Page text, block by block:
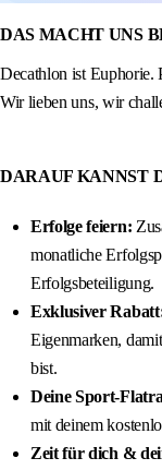
DAS MACHT UNS
Decathlon ist Euphorie.
Wir lieben uns, wir
DARAUF KANNST
Erfolge feiern:
monatliche
Erfolgsbeteiligung.
Exklusiver
Eigenmarken,
bist.
Deine Sport-
mit deinem
Zeit für dich &